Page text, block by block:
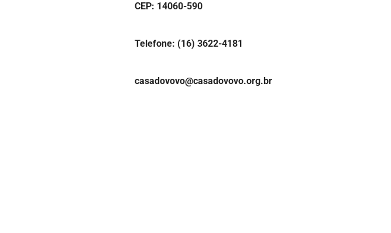
CEP: 14060-590
Telefone: (16) 3622-4181
casadovovo@casadovovo.org.br